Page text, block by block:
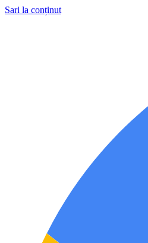
Sari la conținut